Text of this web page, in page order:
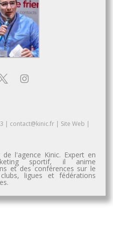
| contact@kinic.fr | Site Web |
l'agence Kinic. Expert en
sportif, il anime
et des conférences sur le
ligues et fédérations